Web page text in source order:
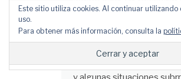
manera de exagerarlo
En resumen: Si quieres
capítulos y divertirte
con chistes simpaticones
Este sitio utiliza cookies. Al continuar utilizando
uso.
Para obtener más información, consulta la